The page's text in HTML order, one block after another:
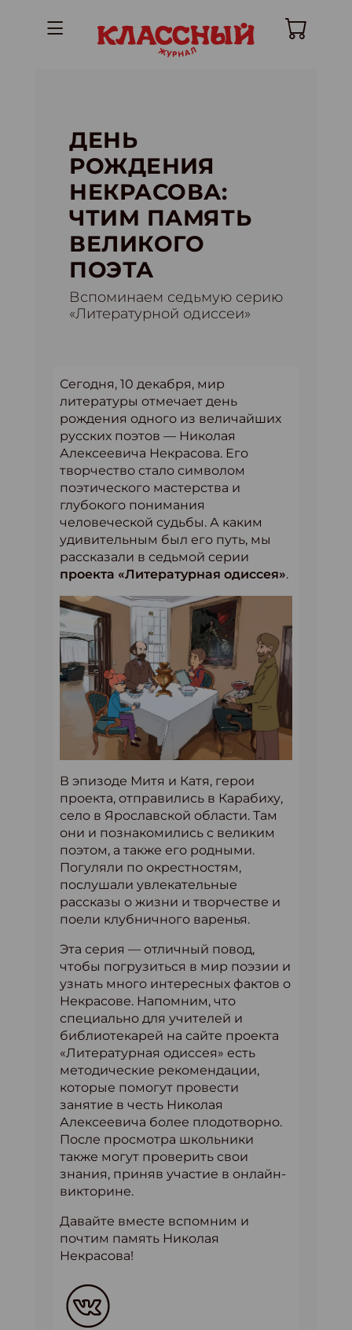
ДЕНЬ
РОЖДЕНИЯ
НЕКРАСОВА:
ЧТИМ ПАМЯТЬ
ВЕЛИКОГО
ПОЭТА
Вспоминаем седьмую серию
«Литературной одиссеи»
Сегодня, 10 декабря, мир
литературы отмечает день
рождения одного из величайших
русских поэтов — Николая
Алексеевича Некрасова. Его
творчество стало символом
поэтического мастерства и
глубокого понимания
человеческой судьбы. А каким
удивительным был его путь, мы
рассказали в седьмой серии
проекта «Литературная одиссея».
В эпизоде Митя и Катя, герои
проекта, отправились в Карабиху,
село в Ярославской области. Там
они и познакомились с великим
поэтом, а также его родными.
Погуляли по окрестностям,
послушали увлекательные
рассказы о жизни и творчестве и
поели клубничного варенья.
Эта серия — отличный повод,
чтобы погрузиться в мир поэзии и
узнать много интересных фактов о
Некрасове. Напомним, что
специально для учителей и
библиотекарей на сайте проекта
«Литературная одиссея» есть
методические рекомендации,
которые помогут провести
занятие в честь Николая
Алексеевича более плодотворно.
После просмотра школьники
также могут проверить свои
знания, приняв участие в онлайн-
викторине.
Давайте вместе вспомним и
почтим память Николая
Некрасова!